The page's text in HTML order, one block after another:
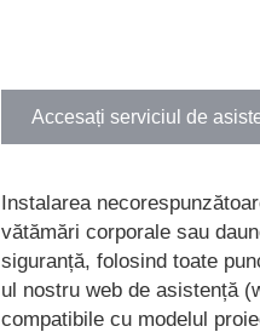
Accesați serviciul de
Instalarea
vătămări corporale sau
siguranță, folosind toate
ul nostru web de asistență
compatibile cu modelul